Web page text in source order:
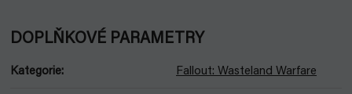
DOPLŇKOVÉ PARAMETRY
Kategorie: Fallout: Wasteland Warfare